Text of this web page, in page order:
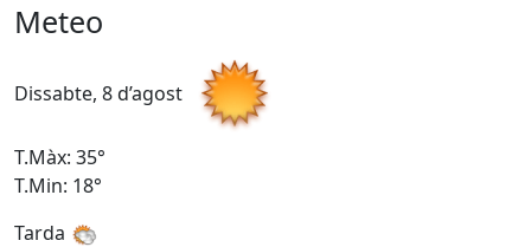
Meteo
Dissabte, 8 d’agost
T.Màx: 35°
T.Min: 18°
Tarda